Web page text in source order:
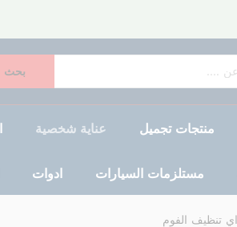
بحث
منتجات تجميل عناية شخصية
مستلزمات السيارات ادوات